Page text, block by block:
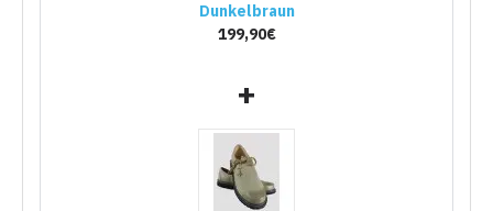
Dunkelbraun
199,90€
+